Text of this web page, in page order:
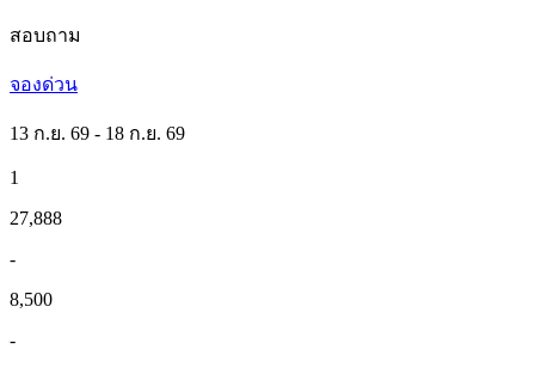
สอบถาม
จองด่วน
13 ก.ย. 69 - 18 ก.ย. 69
1
27,888
-
8,500
-